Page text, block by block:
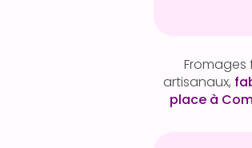
Fromages
artisanaux,
place à